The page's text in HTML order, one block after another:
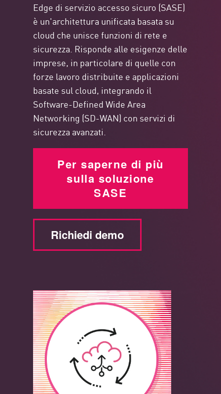
Edge di servizio accesso sicuro (SASE)
è un'architettura unificata basata su
cloud che unisce funzioni di rete e
sicurezza. Risponde alle esigenze delle
imprese, in particolare di quelle con
forze lavoro distribuite e applicazioni
basate sul cloud, integrando il
Software-Defined Wide Area
Networking (SD-WAN) con servizi di
sicurezza avanzati.
Per saperne di più
sulla soluzione
SASE
Richiedi demo